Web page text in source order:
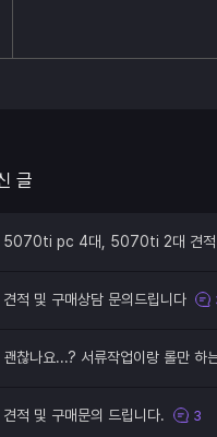
글
5070ti pc 4대, 5070ti 2대 견적
견적 및 구매상담 문의드립니다
괜찮나요...? 서류작업이랑 롤만 하
견적 및 구매문의 드립니다. 3